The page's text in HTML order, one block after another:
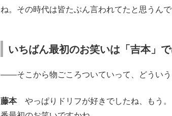
ね。その時代は皆たぶん言われてたと思うんで
いちばん最初のお笑いは「吉本」で
――そこから物ごころついていって、どういう
藤本やっぱりドリフが好きでしたね、もう。